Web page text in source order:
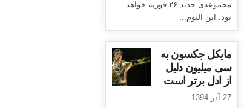
مجموعه‌ی جدید ۲۶ فوریه خواهد
بود. این آلبوم...
مایکل جکسون به
سی میلیون دلیل
از ادل برتر است
27 آذر 1394